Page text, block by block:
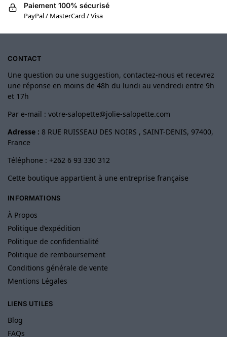
Paiement 100% sécurisé
PayPal / MasterCard / Visa
CONTACT
Une question ou une suggestion, contactez-nous et recevrez
une réponse en moins de 48h du lundi au vendredi entre 9h
et 17h
Par e-mail : votre-salopette@jolie-salopette.com
Adresse : 8 RUE RUISSEAU DES NOIRS , SAINT-DENIS, 97400,
France
Téléphone : +262 6 93 330 312
Cette boutique appartient à une entreprise française
INFORMATIONS
À Propos
Politique d’expédition
Politique de confidentialité
Politique de remboursement
Conditions générale de vente
Mentions Légales
LIENS UTILES
Blog
FAQs